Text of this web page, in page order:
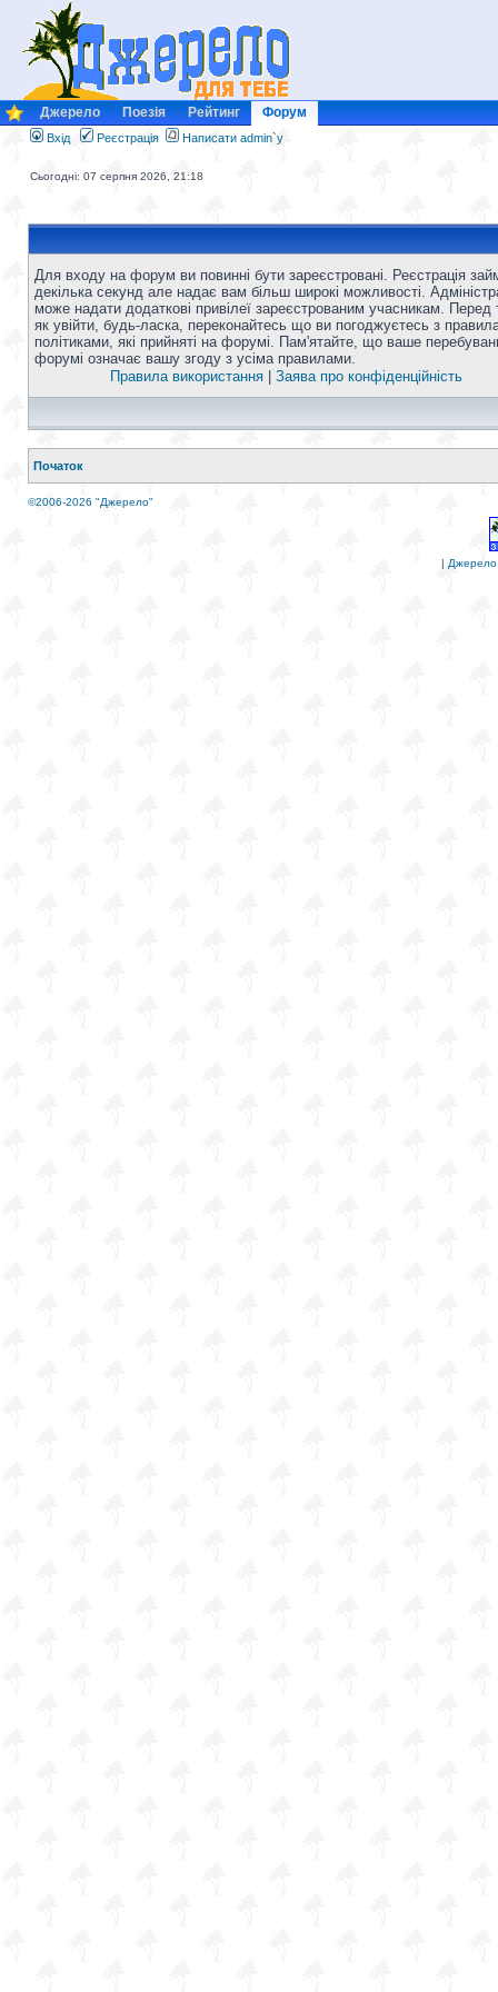
Джерело Поезія Рейтинг Форум
Вхід Реєстрація Написати admin`у
Сьогодні: 07 серпня 2026, 21:18
Для входу на форум ви повинні бути зареєстровані. Реєстрація
декілька секунд але надає вам більш широкі можливості.
може надати додаткові привілеї зареєстрованим учасникам. Перед
як увійти, будь-ласка, переконайтесь що ви погоджуєтесь з
політиками, які прийняті на форумі. Пам'ятайте, що ваше
форумі означає вашу згоду з усіма правилами.
Правила використання
Заява про конфіденційність
Початок
©2006-2026 "Джерело"
| Джерело